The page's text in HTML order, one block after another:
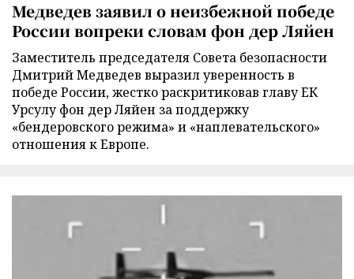
Медведев заявил о неизбежной победе
России вопреки словам фон дер Ляйен
Заместитель председателя Совета безопасности
Дмитрий Медведев выразил уверенность в
победе России, жестко раскритиковав главу ЕК
Урсулу фон дер Ляйен за поддержку
«бендеровского режима» и «наплевательского»
отношения к Европе.